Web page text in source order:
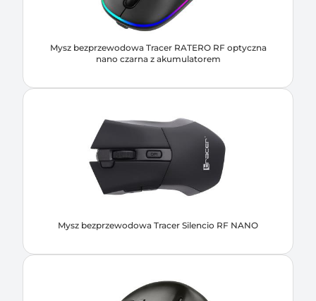
Mysz bezprzewodowa Tracer RATERO RF optyczna
nano czarna z akumulatorem
Mysz bezprzewodowa Tracer Silencio RF NANO